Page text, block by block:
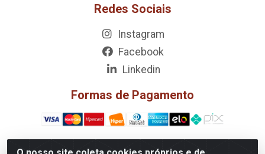
Redes Sociais
Instagram
Facebook
Linkedin
Formas de Pagamento